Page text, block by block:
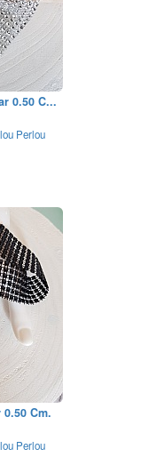
0.50 C...
Perlou
Cm.
Perlou